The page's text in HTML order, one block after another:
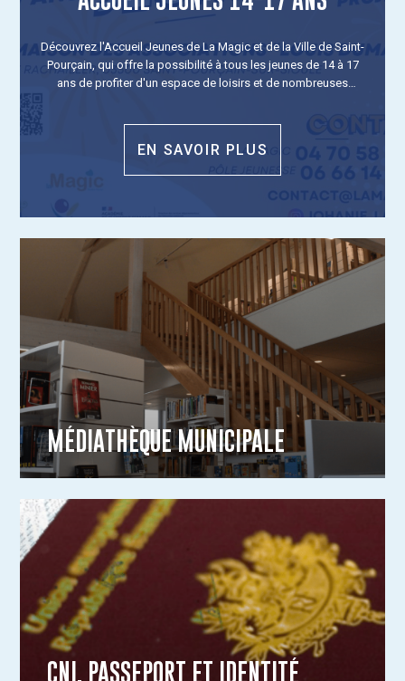
Découvrez l'Accueil Jeunes de La Magic et de la Ville de Saint-
Pourçain, qui offre la possibilité à tous les jeunes de 14 à 17
ans de profiter d'un espace de loisirs et de nombreuses
EN SAVOIR PLUS
MÉDIATHÈQUE MUNICIPALE
CNI, PASSEPORT ET IDENTITÉ